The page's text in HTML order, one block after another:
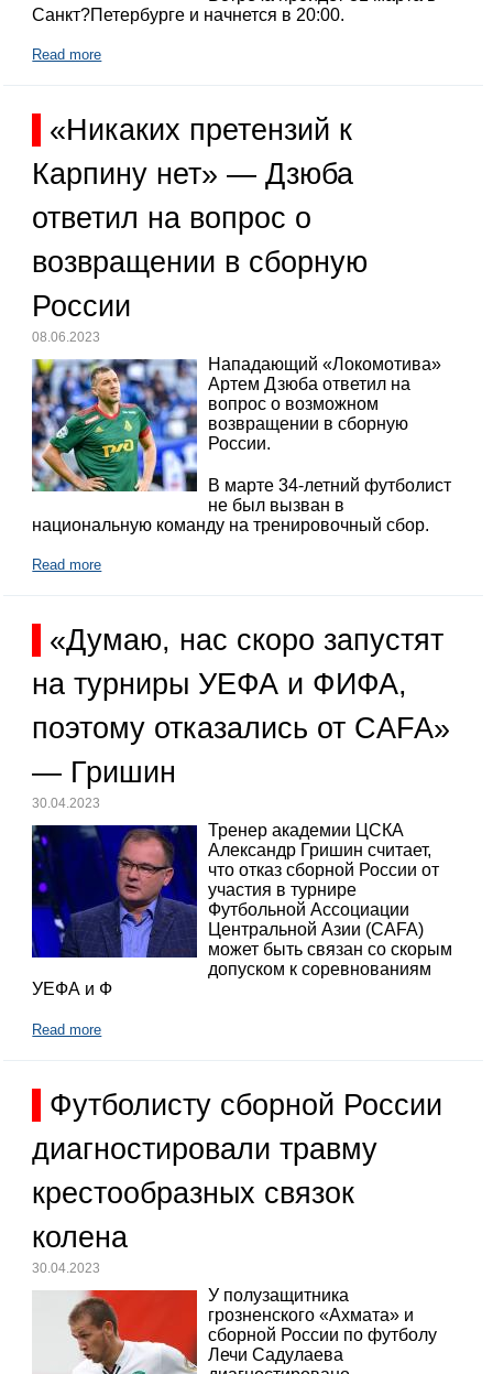
Санкт?Петербурге и начнется в 20:00.
Read more
«Никаких претензий к
Карпину нет» — Дзюба
ответил на вопрос о
возвращении в сборную
России
08.06.2023
Нападающий «Локомотива»
Артем Дзюба ответил на
вопрос о возможном
возвращении в сборную
России.
В марте 34-летний футболист
не был вызван в
национальную команду на тренировочный сбор.
Read more
«Думаю, нас скоро запустят
на турниры УЕФА и ФИФА,
поэтому отказались от CAFA»
— Гришин
30.04.2023
Тренер академии ЦСКА
Александр Гришин считает,
что отказ сборной России от
участия в турнире
Футбольной Ассоциации
Центральной Азии (CAFA)
может быть связан со скорым
допуском к соревнованиям
УЕФА и Ф
Read more
Футболисту сборной России
диагностировали травму
крестообразных связок
колена
30.04.2023
У полузащитника
грозненского «Ахмата» и
сборной России по футболу
Лечи Садулаева